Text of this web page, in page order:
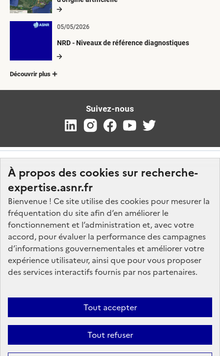
À propos des cookies sur recherche-
expertise.asnr.fr
Bienvenue ! Ce site utilise des cookies pour mesurer la
fréquentation du site afin d’en améliorer le
fonctionnement et l’administration et, avec votre
accord, pour évaluer la performance des campagnes
d’informations gouvernementales et améliorer votre
expérience utilisateur, ainsi que pour vous proposer
des services interactifs fournis par nos partenaires.
Tout accepter
Tout refuser
NRD - Niveaux de référence diagnostiques
05/05/2026
Découvrir plus
Suivez-nous
Nos marchés
Nos offres d'emploi
FAQ
Glossaire
Plan du site